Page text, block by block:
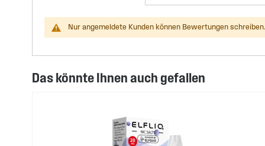
Nur angemeldete Kunden können Bewertungen
Das könnte Ihnen auch gefallen